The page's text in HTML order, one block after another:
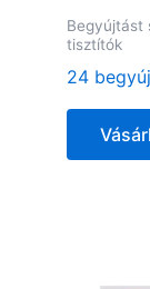
Begyújtást
tisztítók
24